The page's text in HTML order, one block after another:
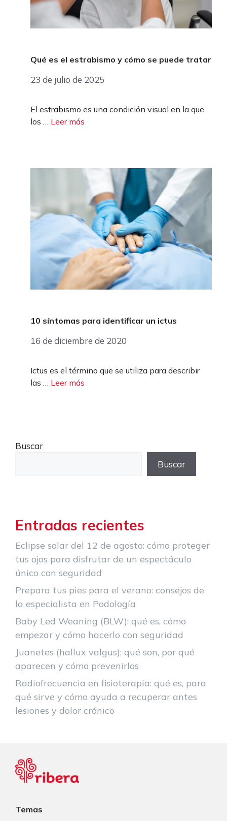
Qué es el estrabismo y cómo se puede tratar
23 de julio de 2025
El estrabismo es una condición visual en la que
los … Leer más
10 síntomas para identificar un ictus
16 de diciembre de 2020
Ictus es el término que se utiliza para describir
las … Leer más
Buscar
Buscar
Entradas recientes
Eclipse solar del 12 de agosto: cómo proteger
tus ojos para disfrutar de un espectáculo
único con seguridad
Prepara tus pies para el verano: consejos de
la especialista en Podología
Baby Led Weaning (BLW): qué es, cómo
empezar y cómo hacerlo con seguridad
Juanetes (hallux valgus): qué son, por qué
aparecen y cómo prevenirlos
Radiofrecuencia en fisioterapia: qué es, para
qué sirve y cómo ayuda a recuperar antes
lesiones y dolor crónico
Temas